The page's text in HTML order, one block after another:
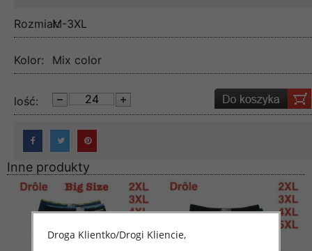
Rozmiar:M-3XL
Kolor: Mix color
lość:
Inne produkty
Droga Klientko/Drogi Kliencie,